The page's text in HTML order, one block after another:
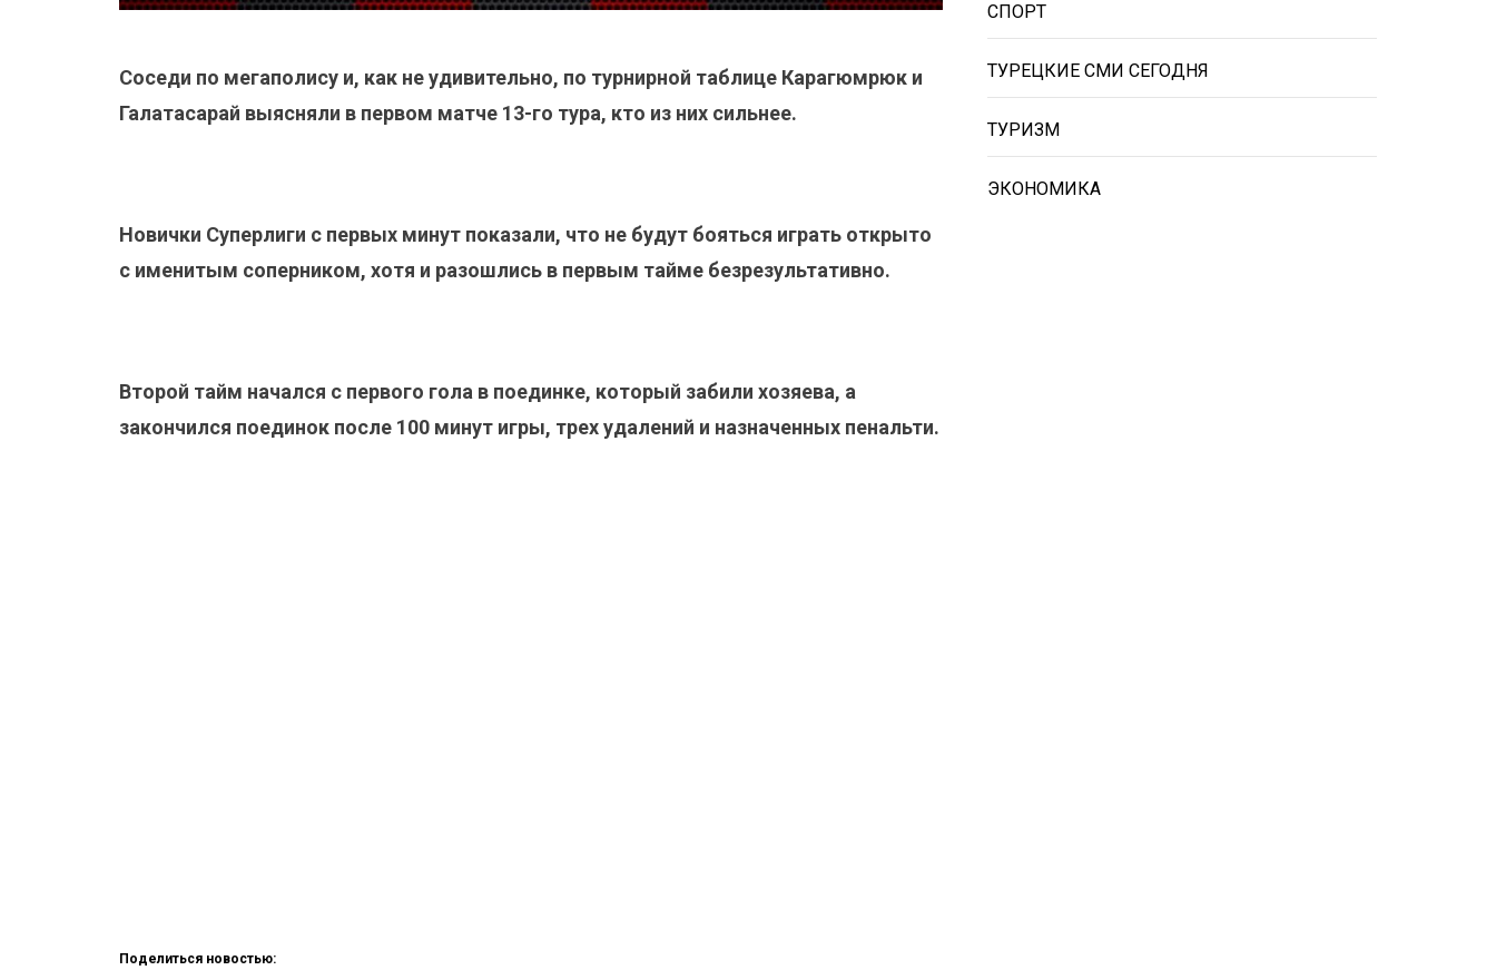
Соседи по мегаполису и, как не удивительно, по турнирной таблице Карагюмрюк и
Галатасарай выясняли в первом матче 13-го тура, кто из них сильнее.
Новички Суперлиги с первых минут показали, что не будут бояться играть открыто
с именитым соперником, хотя и разошлись в первым тайме безрезультативно.
Второй тайм начался с первого гола в поединке, который забили хозяева, а
закончился поединок после 100 минут игры, трех удалений и назначенных пенальти.
Поделиться новостью:
СПОРТ
ТУРЕЦКИЕ СМИ СЕГОДНЯ
ТУРИЗМ
ЭКОНОМИКА